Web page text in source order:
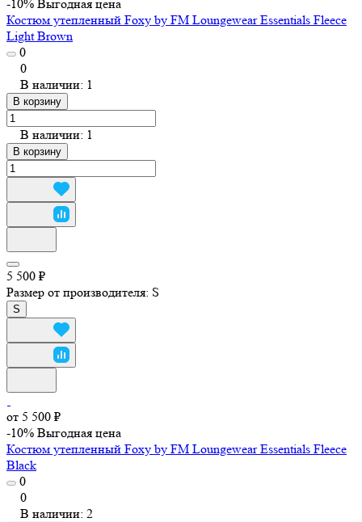
-10% Выгодная цена
Костюм утепленный Foxy by FM Loungewear Essentials Fleece
Light Brown
0
0
В наличии: 1
В корзину
В наличии: 1
В корзину
5 500 ₽
Размер от производителя: S
S
от 5 500 ₽
-10% Выгодная цена
Костюм утепленный Foxy by FM Loungewear Essentials Fleece
Black
0
0
В наличии: 2